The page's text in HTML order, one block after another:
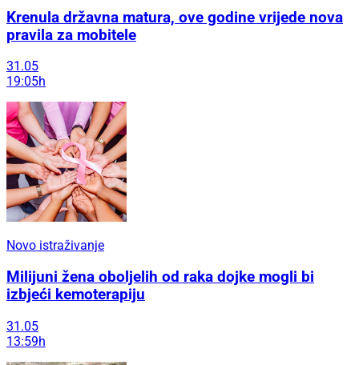
Krenula državna matura, ove godine vrijede nova
pravila za mobitele
31.05
19:05h
Novo istraživanje
Milijuni žena oboljelih od raka dojke mogli bi
izbjeći kemoterapiju
31.05
13:59h